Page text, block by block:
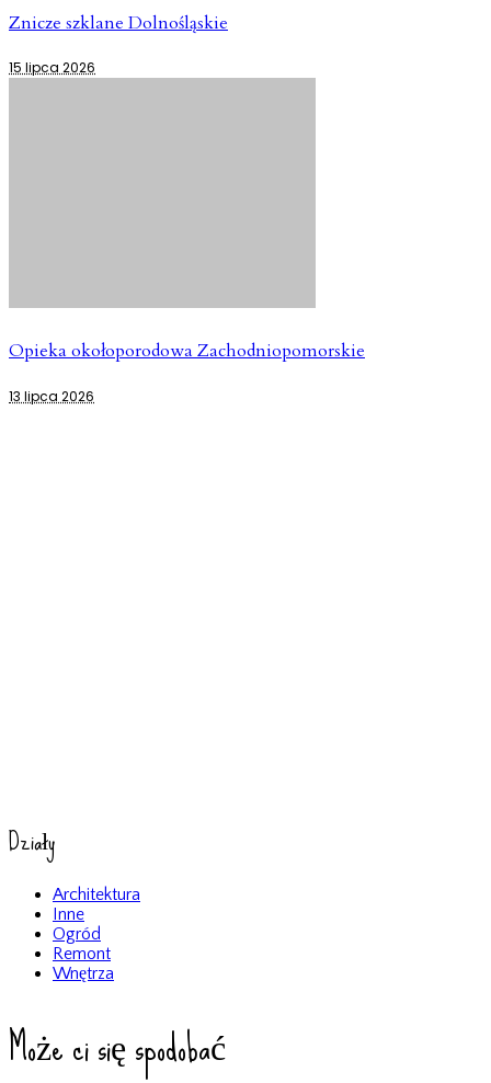
Znicze szklane Dolnośląskie
15 lipca 2026
Opieka okołoporodowa Zachodniopomorskie
13 lipca 2026
Działy
Architektura
Inne
Ogród
Remont
Wnętrza
Może ci się spodobać